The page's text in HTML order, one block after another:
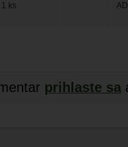
1 ks
prihlaste sa